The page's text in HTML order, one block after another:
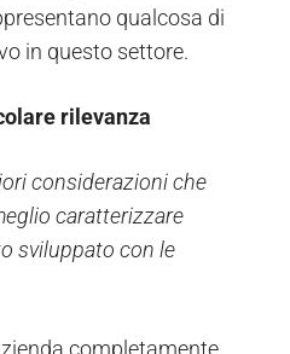
qualcosa di
in questo settore.
rilevanza
considerazioni che
caratterizzare
sviluppato con le
completamente